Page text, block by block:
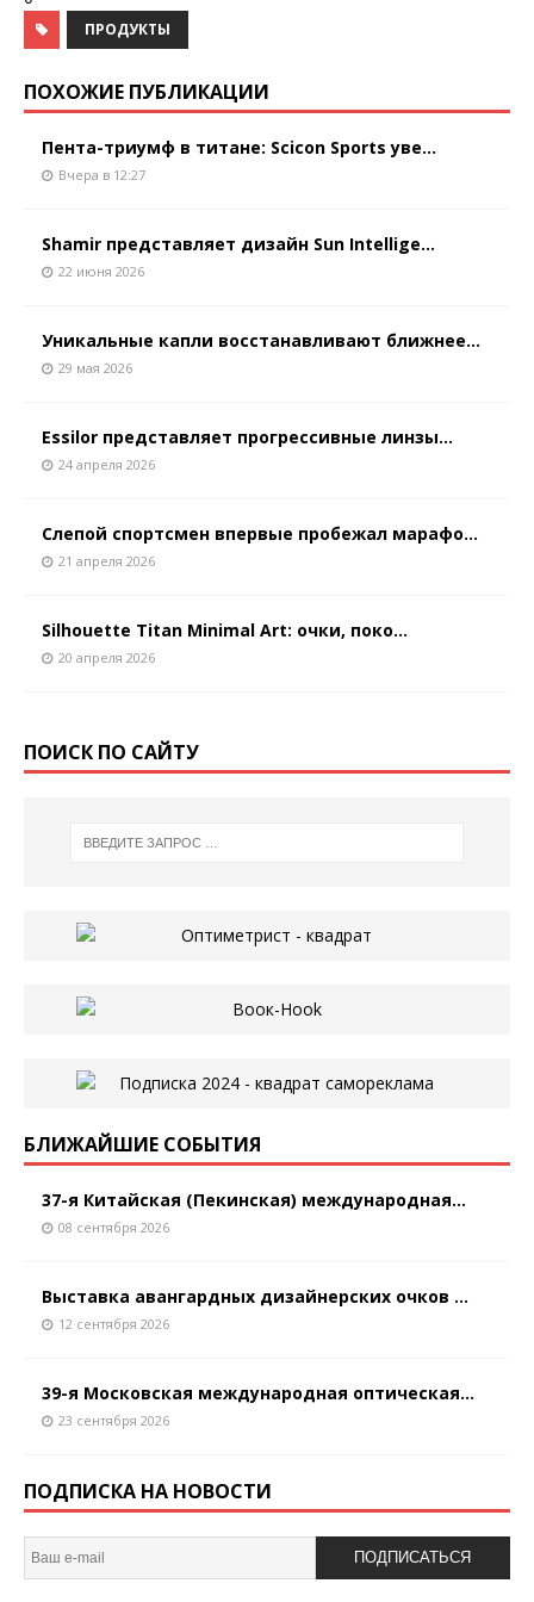
ПРОДУКТЫ
ПОХОЖИЕ ПУБЛИКАЦИИ
Пента-триумф в титане: Scicon Sports уве...
Вчера в 12:27
Shamir представляет дизайн Sun Intellige...
22 июня 2026
Уникальные капли восстанавливают ближнее...
29 мая 2026
Essilor представляет прогрессивные линзы...
24 апреля 2026
Слепой спортсмен впервые пробежал марафо...
21 апреля 2026
Silhouette Titan Minimal Art: очки, поко...
20 апреля 2026
ПОИСК ПО САЙТУ
БЛИЖАЙШИЕ СОБЫТИЯ
37-я Китайская (Пекинская) международная...
08 сентября 2026
Выставка авангардных дизайнерских очков ...
12 сентября 2026
39-я Московская международная оптическая...
23 сентября 2026
ПОДПИСКА НА НОВОСТИ
ПОДПИСАТЬСЯ